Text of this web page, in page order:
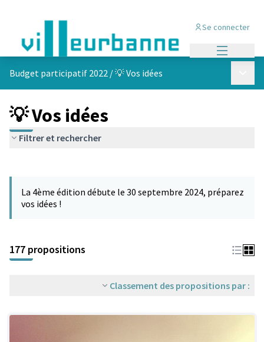
Se connecter
Budget participatif 2022 /💡 Vos idées
💡 Vos idées
Filtrer et rechercher
−
La 4ème édition débute le 30 septembre 2024, préparez
vos idées !
177 propositions
Classement des propositions par :